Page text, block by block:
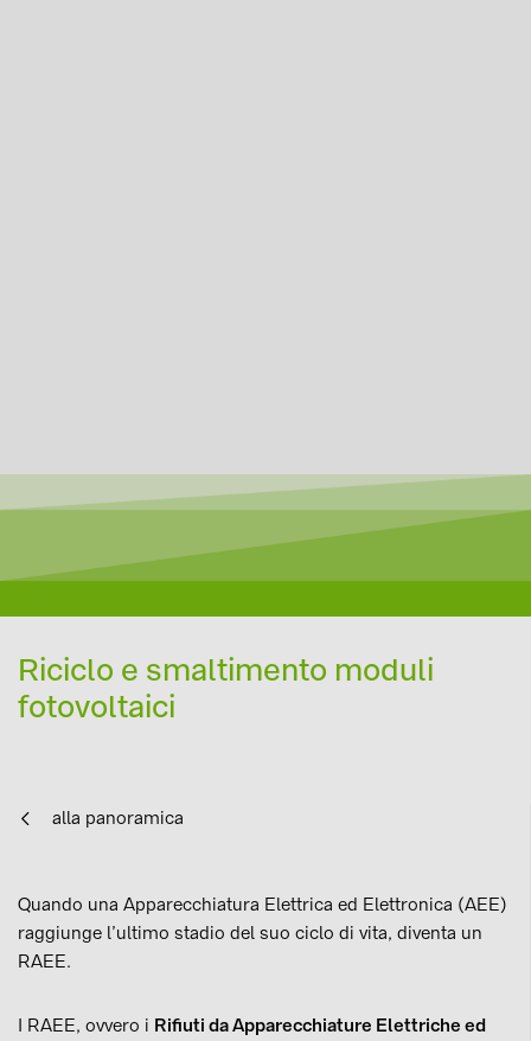
Riciclo e smaltimento moduli
fotovoltaici
alla panoramica
Quando una Apparecchiatura Elettrica ed Elettronica (AEE)
raggiunge l’ultimo stadio del suo ciclo di vita, diventa un
RAEE.
I RAEE, ovvero i Rifiuti da Apparecchiature Elettriche ed